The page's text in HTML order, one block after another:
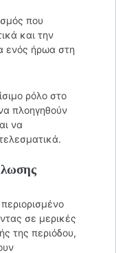
που
και την
ενός ήρωα στη
ρόλο στο
πλοηγηθούν
να
σε μερικές
της περιόδου,